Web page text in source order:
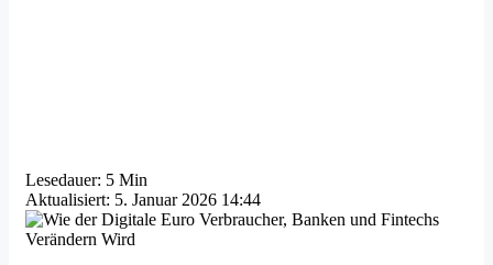
Lesedauer: 5 Min
Aktualisiert: 5. Januar 2026 14:44